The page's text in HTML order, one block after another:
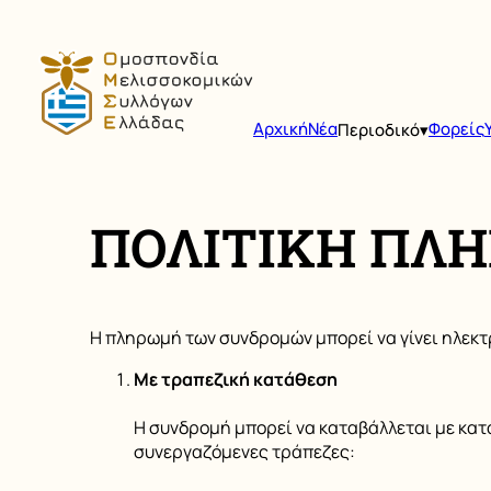
ΑρχικήΝέαΠεριοδικόOpen
Φορείς
ΠΟΛΙΤΙΚΗ
Η πληρωμή των συνδρομών μπορεί να γίνει
Με τραπεζική κατάθεση
Η συνδρομή μπορεί να καταβάλλεται με
συνεργαζόμενες τράπεζες: